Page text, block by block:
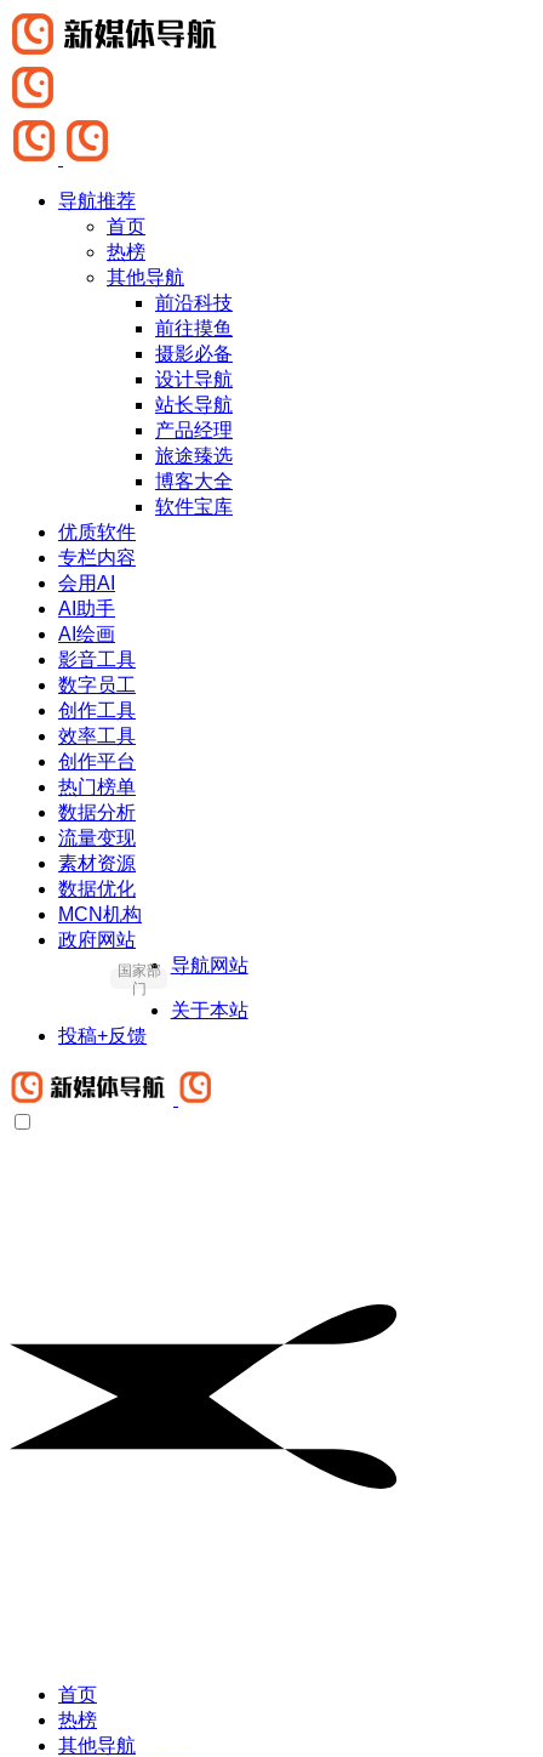
导航推荐
首页
热榜
其他导航
前沿科技
前往摸鱼
摄影必备
设计导航
站长导航
产品经理
旅途臻选
博客大全
软件宝库
优质软件
专栏内容
会用AI
AI助手
AI绘画
影音工具
数字员工
创作工具
效率工具
创作平台
热门榜单
数据分析
流量变现
素材资源
数据优化
MCN机构
政府网站
国家部
门
导航网站
关于本站
投稿+反馈
首页
热榜
其他导航